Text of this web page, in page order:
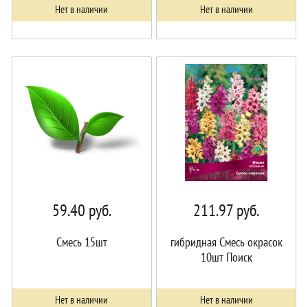
Нет в наличии Нет в наличии
59.40 руб.
Смесь 15шт
Нет в наличии
211.97руб.
гибридная Смесь окрасок
10шт Поиск
Нет в наличии